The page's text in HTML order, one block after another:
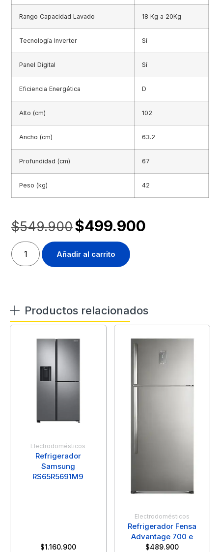
Rango Capacidad Lavado 18 Kg a 20Kg
Tecnología Inverter Sí
Panel Digital Sí
Eficiencia Energética D
Alto (cm) 102
Ancho (cm) 63.2
Profundidad (cm) 67
Peso (kg) 42
$549.900$499.900
Añadir al carrito
Productos relacionados
Electrodomésticos
Refrigerador
Samsung
RS65R5691M9
$1.160.900
Electrodomésticos
Refrigerador Fensa
Advantage 700 e
$489.900